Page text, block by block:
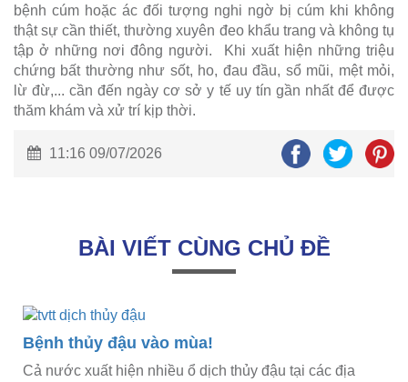
bệnh cúm hoặc ác đối tượng nghi ngờ bị cúm khi không
thật sự cần thiết, thường xuyên đeo khẩu trang và không tụ
tập ở những nơi đông người. Khi xuất hiện những triệu
chứng bất thường như sốt, ho, đau đầu, sổ mũi, mệt mỏi,
lừ đừ,... cần đến ngày cơ sở y tế uy tín gần nhất để được
thăm khám và xử trí kịp thời.
11:16 09/07/2026
BÀI VIẾT CÙNG CHỦ ĐỀ
Bệnh thủy đậu vào mùa!
Cả nước xuất hiện nhiều ổ dịch thủy đậu tại các địa